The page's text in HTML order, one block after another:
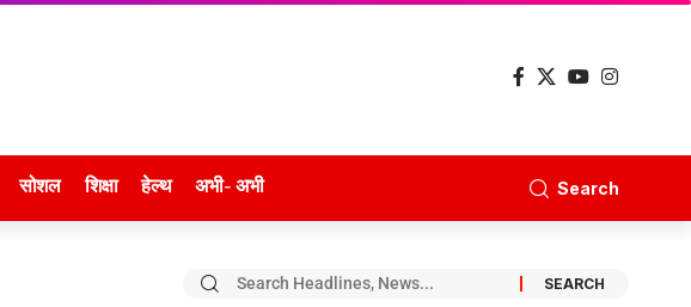
सोशल शिक्षा हेल्थ अभी- अभी Search